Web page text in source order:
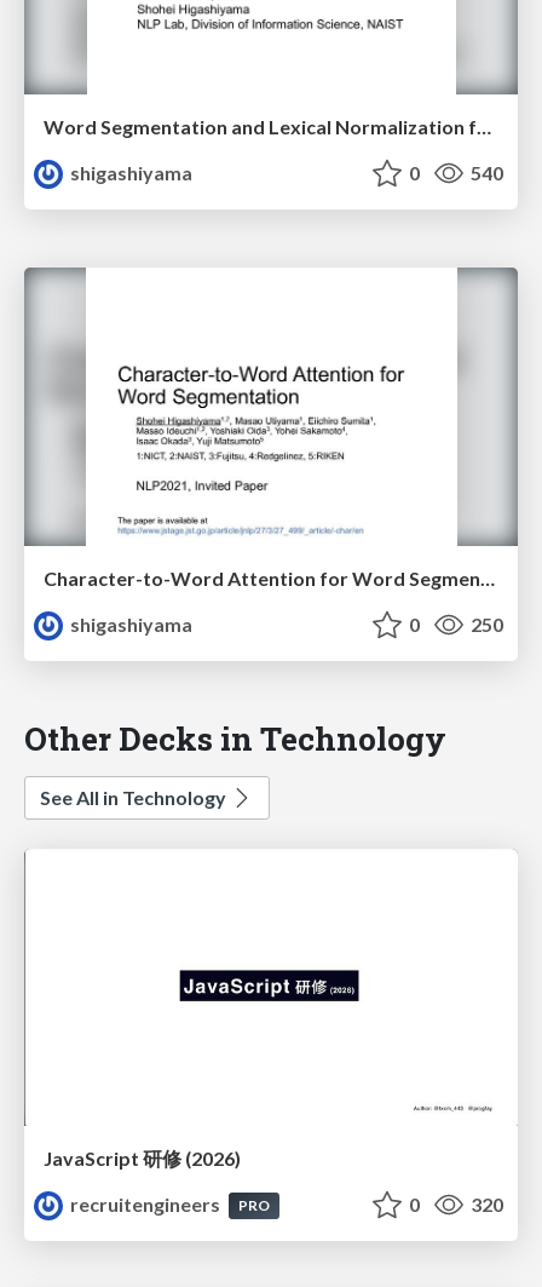
Word Segmentation and Lexical Normalization for Unsegmented Languages
shigashiyama
0 540
shigashiyama
0 250
Other Decks in Technology
See All in Technology
JavaScript 研修 (2026)
recruitengineers
PRO 0 320